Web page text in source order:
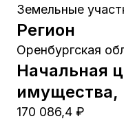
Земельные
Регион
Оренбургская
Начальная
имущества,
170 086,4 ₽